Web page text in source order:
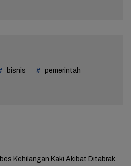
bisnis pemerintah
Kehilangan Kaki Akibat Ditabrak